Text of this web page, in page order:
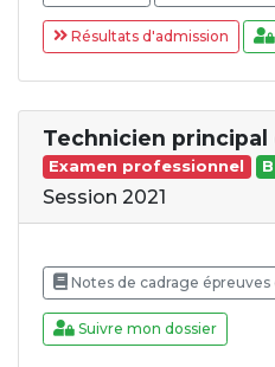
Résultats d'admission
Technicien principal
Examen professionnel B
Session 2021
Notes de cadrage
Suivre mon dossier